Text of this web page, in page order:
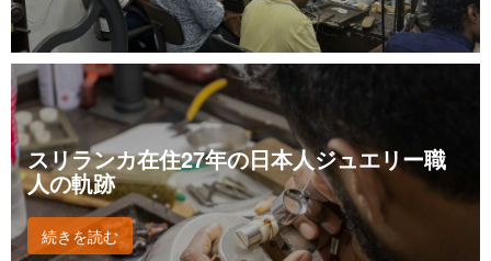
スリランカ在住27年の日本人ジュエリー職
人の軌跡
続きを読む